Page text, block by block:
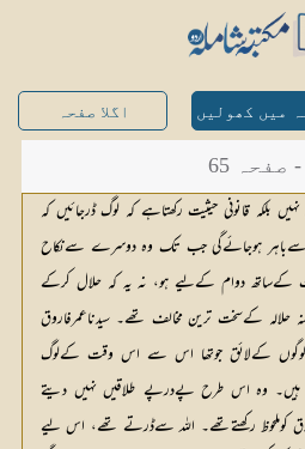
میں کھولیں اگلا صفحہ
بلکہ قانونی حیثیت رکھتاہے کہ لوگ ڈرجائیں کہ
سےباہر ہوجائےگی جب تک وہ دوسرے سےنکاح
کےساتھ دوام کےلیے ہو، نہ یہ کہ حلال کرکے
حلالہ کےسخت ترین مخالف تھے۔ سیدناعمرفاروق
کےلائق جوتھا اس سے اس وقت کےلوگ
ہیں۔ وہ اس طرح پےدرپے طلاقیں نہیں دیتے
کوملحوظ رکھتےتھے۔ اللہ سےڈرتے تھے، اس لیے